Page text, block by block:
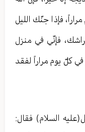
فإذا جنّك الليل
فإنّي في منزل
كلّ يوم مراراً لفقد
السلام) فقال: